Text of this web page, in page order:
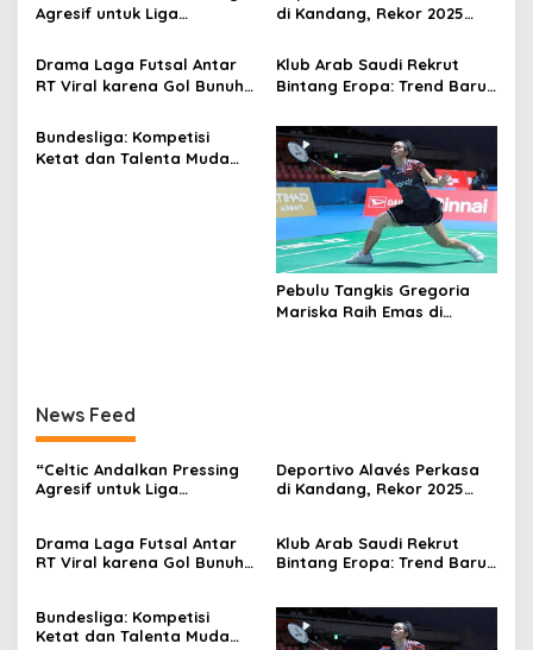
Agresif untuk Liga
di Kandang, Rekor 2025
Drama Laga Futsal Antar
RT Viral karena Gol Bunuh
Klub Arab Saudi Rekrut
Bintang Eropa: Trend Baru
Bundesliga: Kompetisi
Ketat dan Talenta Muda
Pebulu Tangkis Gregoria
Mariska Raih Emas di
News Feed
“Celtic Andalkan Pressing
Agresif untuk Liga
Deportivo Alavés Perkasa
di Kandang, Rekor 2025
Drama Laga Futsal Antar
RT Viral karena Gol Bunuh
Klub Arab Saudi Rekrut
Bintang Eropa: Trend Baru
Bundesliga: Kompetisi
Ketat dan Talenta Muda